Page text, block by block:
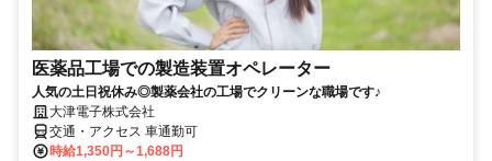
医薬品工場での製造装置オペレーター
人気の土日祝休み◎製薬会社の工場でクリーンな職場です♪
大津電子株式会社
交通・アクセス 車通勤可
時給1,350円～1,688円